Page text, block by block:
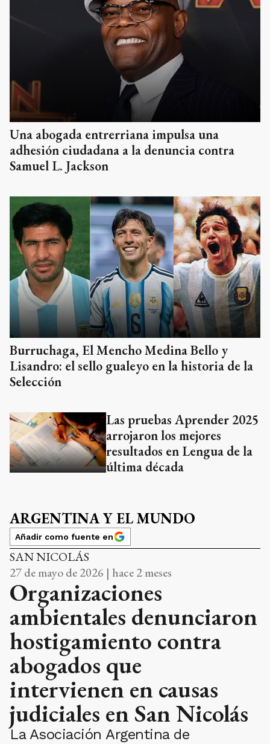
Una abogada entrerriana impulsa una
adhesión ciudadana a la denuncia contra
Samuel L. Jackson
Burruchaga, El Mencho Medina Bello y
Lisandro: el sello gualeyo en la historia de la
Selección
Las pruebas Aprender 2025
arrojaron los mejores
resultados en Lengua de la
última década
ARGENTINA Y EL MUNDO
Añadir como fuente en
SAN NICOLÁS
27 de mayo de 2026 | hace 2 meses
Organizaciones
ambientales denunciaron
hostigamiento contra
abogados que
intervienen en causas
judiciales en San Nicolás
La Asociación Argentina de